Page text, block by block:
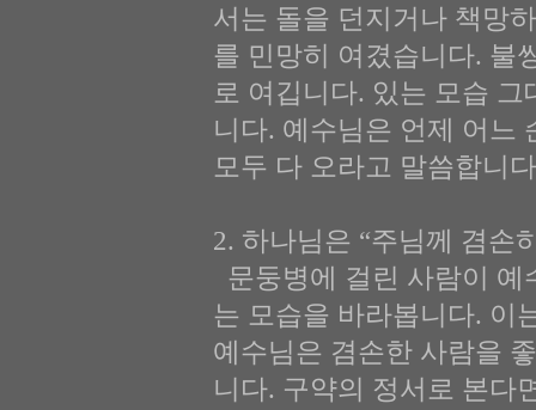
서는 돌을 던지거나 책망
를 민망히 여겼습니다. 불
로 여깁니다. 있는 모습
니다. 예수님은 언제 어느
모두 다 오라고 말씀합니
2. 하나님은 “주님께 겸손
문둥병에 걸린 사람이
는 모습을 바라봅니다. 이
예수님은 겸손한 사람을
니다. 구약의 정서로 본다